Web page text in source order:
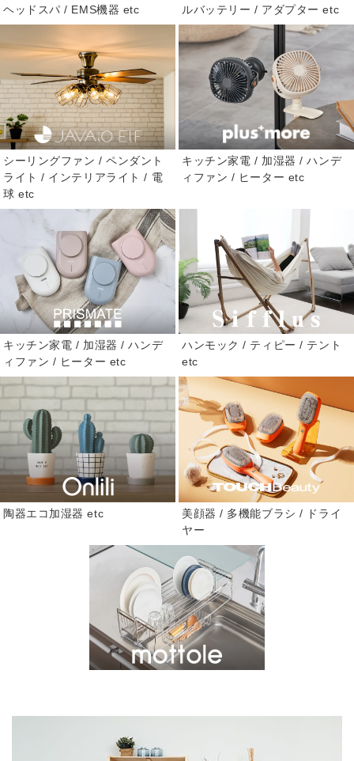
ヘッドスパ / EMS機器 etc
ルバッテリー / アダプター etc
シーリングファン / ペンダント
ライト / インテリアライト / 電
球 etc
キッチン家電 / 加湿器 / ハンデ
ィファン / ヒーター etc
キッチン家電 / 加湿器 / ハンデ
ィファン / ヒーター etc
ハンモック / ティピー / テント
etc
陶器エコ加湿器 etc
美顔器 / 多機能ブラシ / ドライ
ヤー